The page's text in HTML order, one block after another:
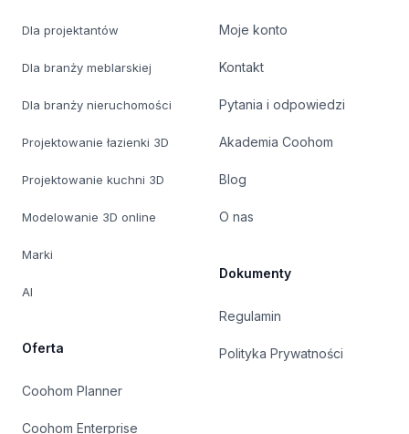
Dla projektantów
Dla branży meblarskiej
Dla branży nieruchomości
Projektowanie łazienki 3D
Projektowanie kuchni 3D
Modelowanie 3D online
Marki
AI
Oferta
Coohom Planner
Coohom Enterprise
Moje konto
Kontakt
Pytania i odpowiedzi
Akademia Coohom
Blog
O nas
Dokumenty
Regulamin
Polityka Prywatności